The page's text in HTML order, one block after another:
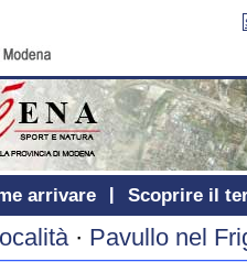
arrivare Scoprire il
· Pavullo nel